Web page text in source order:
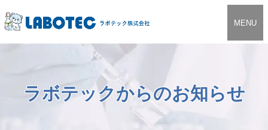
MENU
ラボテックからのお知らせ